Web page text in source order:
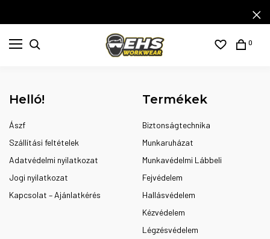
0
Helló!
Ászf
Szállítási feltételek
Adatvédelmi nyilatkozat
Jogi nyilatkozat
Kapcsolat – Ajánlatkérés
Termékek
Biztonságtechnika
Munkaruházat
Munkavédelmi Lábbeli
Fejvédelem
Hallásvédelem
Kézvédelem
Légzésvédelem